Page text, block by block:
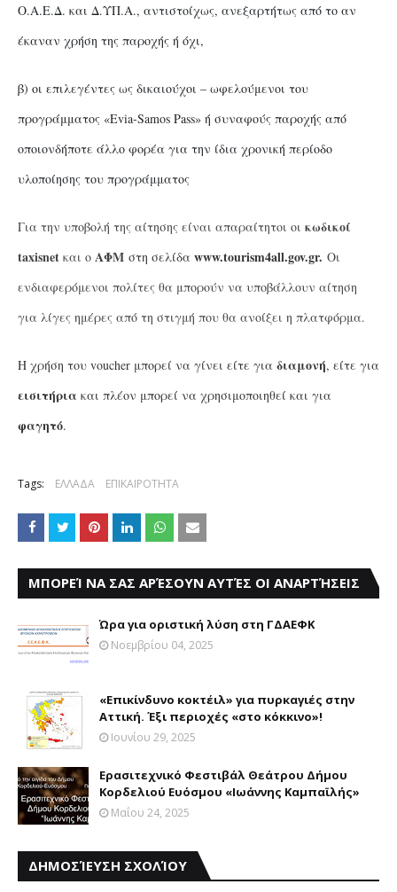
Ο.Α.Ε.Δ. και Δ.ΥΠ.Α., αντιστοίχως, ανεξαρτήτως από το αν
έκαναν χρήση της παροχής ή όχι,
β) οι επιλεγέντες ως δικαιούχοι – ωφελούμενοι του
προγράμματος «Evia-Samos Pass» ή συναφούς παροχής από
οποιονδήποτε άλλο φορέα για την ίδια χρονική περίοδο
υλοποίησης του προγράμματος
Για την υποβολή της αίτησης είναι απαραίτητοι οι κωδικοί
taxisnet και ο ΑΦΜ στη σελίδα www.tourism4all.gov.gr. Οι
ενδιαφερόμενοι πολίτες θα μπορούν να υποβάλλουν αίτηση
για λίγες ημέρες από τη στιγμή που θα ανοίξει η πλατφόρμα.
Η χρήση του voucher μπορεί να γίνει είτε για διαμονή, είτε για
εισιτήρια και πλέον μπορεί να χρησιμοποιηθεί και για
φαγητό.
Tags: ΕΛΛΑΔΑ ΕΠΙΚΑΙΡΟΤΗΤΑ
ΜΠΟΡΕΊ ΝΑ ΣΑΣ ΑΡΈΣΟΥΝ ΑΥΤΈΣ ΟΙ ΑΝΑΡΤΉΣΕΙΣ
Ώρα για οριστική λύση στη ΓΔΑΕΦΚ
Νοεμβρίου 04, 2025
«Επικίνδυνο κοκτέιλ» για πυρκαγιές στην
Αττική. Έξι περιοχές «στο κόκκινο»!
Ιουνίου 29, 2025
Ερασιτεχνικό Φεστιβάλ Θεάτρου Δήμου
Κορδελιού Ευόσμου «Ιωάννης Καμπαϊλής»
Μαΐου 24, 2025
ΔΗΜΟΣΊΕΥΣΗ ΣΧΟΛΊΟΥ